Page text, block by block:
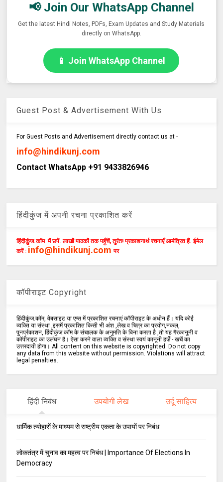
📢 Join Our WhatsApp Channel
Get the latest Hindi Notes, PDFs, Exam Updates and Study Materials
directly on WhatsApp.
📱 Join WhatsApp Channel
Guest Post & Advertisement With Us
For Guest Posts and Advertisement directly contact us at -
info@hindikunj.com
Contact WhatsApp +91 9433826946
हिंदीकुंज में अपनी रचना प्रकाशित करें
हिंदीकुंज.कॉम में छपें. लाखों पाठकों तक पहुँचें, तुरंत! प्रकाशनार्थ रचनाएँ आमंत्रित हैं. ईमेल
करें : info@hindikunj.com पर
कॉपीराइट Copyright
हिंदीकुंज.कॉम, वेबसाइट या एप्स में प्रकाशित रचनाएं कॉपीराइट के अधीन हैं। यदि कोई
व्यक्ति या संस्था ,इसमें प्रकाशित किसी भी अंश ,लेख व चित्र का प्रयोग,नकल,
पुनर्प्रकाशन, हिंदीकुंज.कॉम के संचालक के अनुमति के बिना करता है ,तो यह गैरकानूनी व
कॉपीराइट का उलंघन है। ऐसा करने वाला व्यक्ति व संस्था स्वयं कानूनी हर्ज़े - खर्चे का
उत्तरदायी होगा। All content on this website is copyrighted. Do not copy
any data from this website without permission. Violations will attract
legal penalties.
हिंदी निबंध उपयोगी लेख उर्दू साहित्य
धार्मिक त्योहारों के माध्यम से राष्ट्रीय एकता के उपायों पर निबंध
लोकतंत्र में चुनाव का महत्व पर निबंध | Importance Of Elections In
Democracy